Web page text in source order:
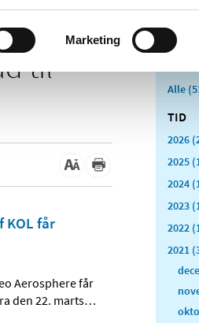
Marketing
til
KOL får
Aerosphere får
den 22. marts…
Alle
TID
2026
2025
2024
2023
2022
2021